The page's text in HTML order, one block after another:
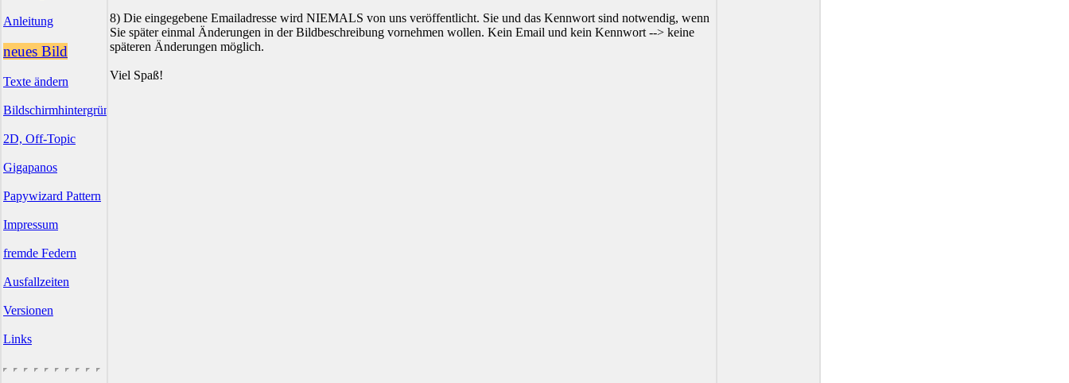
Anleitung
neues Bild
Texte ändern
Bildschirmhintergründe
2D, Off-Topic
Gigapanos
Papywizard Pattern
Impressum
fremde Federn
Ausfallzeiten
Versionen
Links
8) Die eingegebene Emailadresse wird NIEMALS von uns veröffentlicht. Sie und das Kennwort sind notwendig, wenn
Sie später einmal Änderungen in der Bildbeschreibung vornehmen wollen. Kein Email und kein Kennwort --> keine
späteren Änderungen möglich.
Viel Spaß!